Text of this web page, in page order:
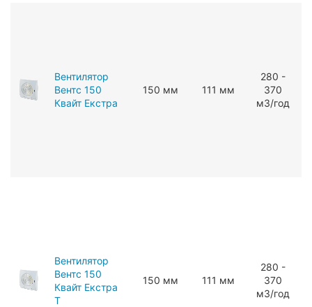
Вентилятор
Вентс 150
Квайт Екстра
150 мм 111 мм
280 -
370
мЗ/год
Вентилятор
Вентс 150
Квайт Екстра
Т
150 мм 111 мм
280 -
370
мЗ/год